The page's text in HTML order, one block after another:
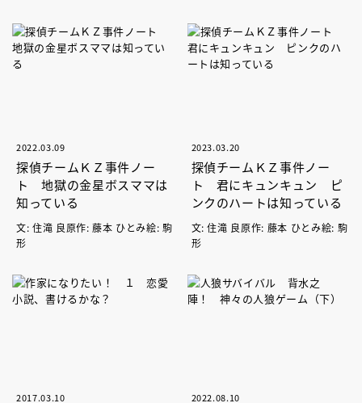
2022.03.09
探偵チームＫＺ事件ノー
ト 地獄の金星ボスママは
知っている
文: 住滝 良原作: 藤本 ひとみ絵: 駒
形
2023.03.20
探偵チームＫＺ事件ノー
ト 君にキュンキュン ピ
ンクのハートは知っている
文: 住滝 良原作: 藤本 ひとみ絵: 駒
形
2017.03.10 2022.08.10